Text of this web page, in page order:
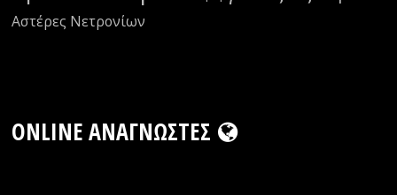
Αστέρες Νετρονίων
ONLINE ΑΝΑΓΝΏΣΤΕΣ